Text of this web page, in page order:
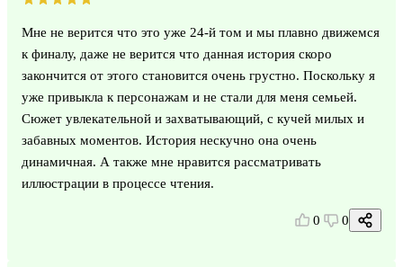
Мне не верится что это уже 24-й том и мы плавно движемся
к финалу, даже не верится что данная история скоро
закончится от этого становится очень грустно. Поскольку я
уже привыкла к персонажам и не стали для меня семьей.
Сюжет увлекательной и захватывающий, с кучей милых и
забавных моментов. История нескучно она очень
динамичная. А также мне нравится рассматривать
иллюстрации в процессе чтения.
0 0